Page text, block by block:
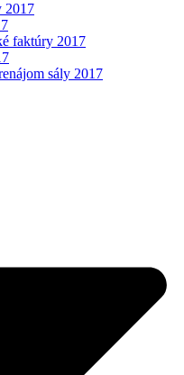
2017
faktúry 2017
sály 2017